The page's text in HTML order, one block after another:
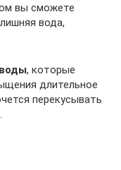
вы сможете
вода,
, которые
длительное
перекусывать